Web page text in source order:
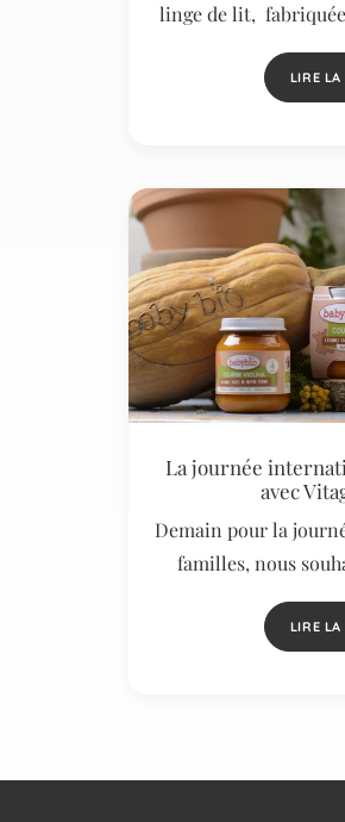
linge de lit,
LIRE LA
La journée
avec
Demain pour la
familles, nous
LIRE LA